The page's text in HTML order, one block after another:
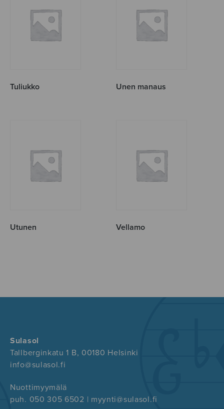
Tuliukko Unen manaus
Utunen Vellamo
Sulasol
Tallberginkatu 1 B, 00180 Helsinki
info@sulasol.fi
Nuottimyymälä
puh. 050 305 6502 | myynti@sulasol.fi